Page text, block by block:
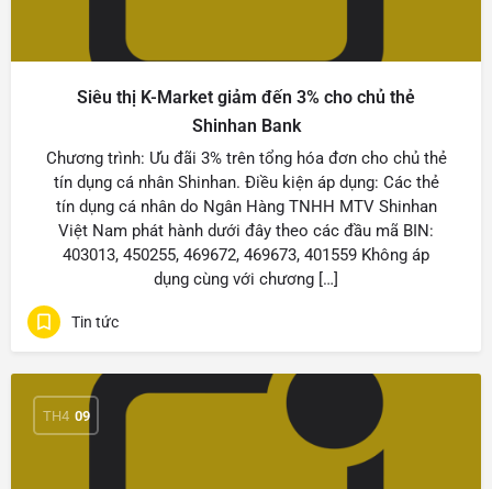
Siêu thị K-Market giảm đến 3% cho chủ thẻ
Shinhan Bank
Chương trình: Ưu đãi 3% trên tổng hóa đơn cho chủ thẻ
tín dụng cá nhân Shinhan. Điều kiện áp dụng: Các thẻ
tín dụng cá nhân do Ngân Hàng TNHH MTV Shinhan
Việt Nam phát hành dưới đây theo các đầu mã BIN:
403013, 450255, 469672, 469673, 401559 Không áp
dụng cùng với chương […]
Tin tức
TH4 09